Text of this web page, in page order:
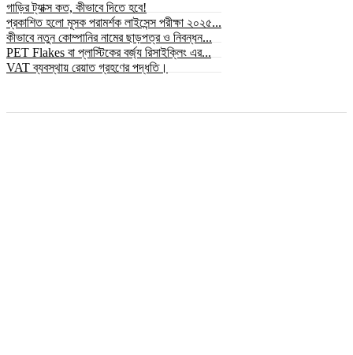
গাড়ির ট্যাক্স কত, কীভাবে দিতে হবে!
প্রকাশিত হলো মূসক পরামর্শক লাইসেন্স পরীক্ষা ২০২৫...
কীভাবে নতুন কোম্পানির নামের ছাড়পত্র ও নিবন্ধন...
PET Flakes বা প্লাস্টিকের বর্জ্য রিসাইক্লিং এর...
VAT ব্যবস্থায় রেয়াত গ্রহণের পদ্ধতি।